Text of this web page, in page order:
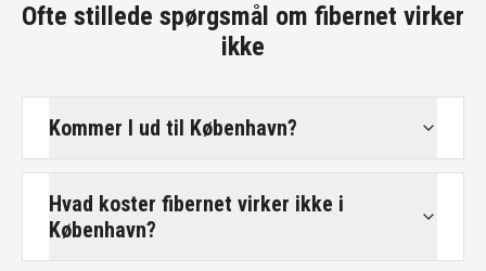
Ofte stillede spørgsmål om fibernet virker
ikke
Kommer I ud til København?
Hvad koster fibernet virker ikke i
København?